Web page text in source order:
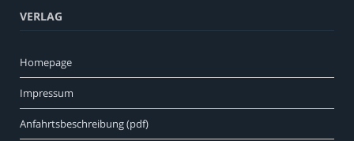
VERLAG
Homepage
Impressum
Anfahrtsbeschreibung (pdf)